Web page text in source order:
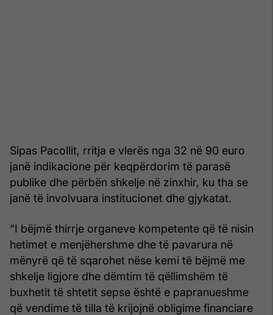
Sipas Pacollit, rritja e vlerës nga 32 në 90 euro
janë indikacione për keqpërdorim të parasë
publike dhe përbën shkelje në zinxhir, ku tha se
janë të involvuara institucionet dhe gjykatat.
“I bëjmë thirrje organeve kompetente që të nisin
hetimet e menjëhershme dhe të pavarura në
mënyrë që të sqarohet nëse kemi të bëjmë me
shkelje ligjore dhe dëmtim të qëllimshëm të
buxhetit të shtetit sepse është e papranueshme
që vendime të tilla të krijojnë obligime financiare